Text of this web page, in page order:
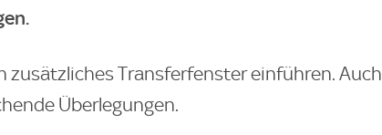
zusätzliches Transferfenster einführen. Auch
Überlegungen.